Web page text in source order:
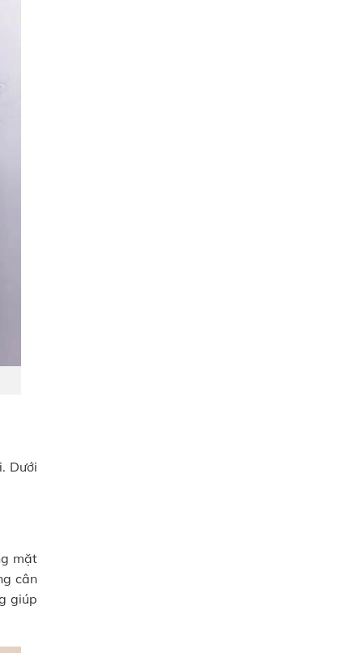
Dưới
mặt
cân
giúp